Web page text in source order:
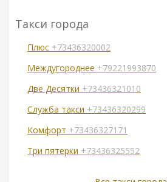
Такси города
Плюс +73436320002
Междугороднее +79221993870
Две Десятки +73436321010
Служба такси +73436320299
Комфорт +73436327171
Три пятерки +73436325552